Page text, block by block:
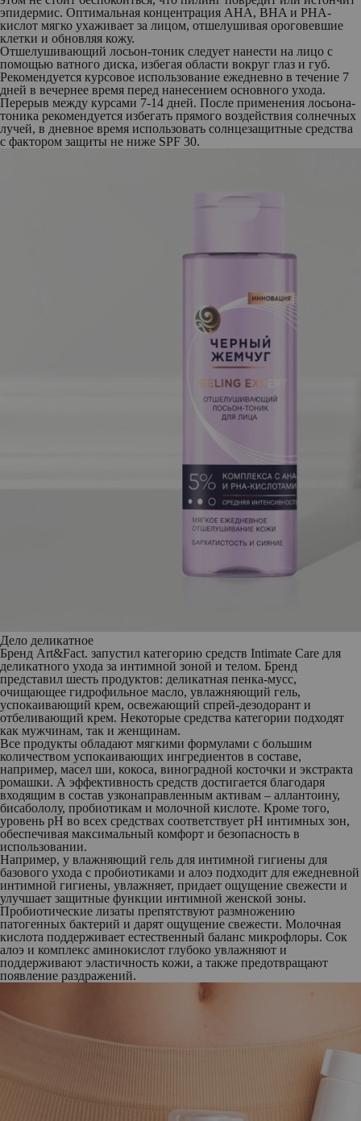
эпидермис. Оптимальная концентрация AHA, BHA и PHA-
кислот мягко ухаживает за лицом, отшелушивая ороговевшие
клетки и обновляя кожу.
Отшелушивающий лосьон-тоник следует нанести на лицо с
помощью ватного диска, избегая области вокруг глаз и губ.
Рекомендуется курсовое использование ежедневно в течение 7
дней в вечернее время перед нанесением основного ухода.
Перерыв между курсами 7-14 дней. После применения лосьона-
тоника рекомендуется избегать прямого воздействия солнечных
лучей, в дневное время использовать солнцезащитные средства
с фактором защиты не ниже SPF 30.
Дело деликатное
Бренд Art&Fact. запустил категорию средств Intimate Care для
деликатного ухода за интимной зоной и телом. Бренд
представил шесть продуктов: деликатная пенка-мусс,
очищающее гидрофильное масло, увлажняющий гель,
успокаивающий крем, освежающий спрей-дезодорант и
отбеливающий крем. Некоторые средства категории подходят
как мужчинам, так и женщинам.
Все продукты обладают мягкими формулами с большим
количеством успокаивающих ингредиентов в составе,
например, масел ши, кокоса, виноградной косточки и экстракта
ромашки. А эффективность средств достигается благодаря
входящим в состав узконаправленным активам – аллантоину,
бисабололу, пробиотикам и молочной кислоте. Кроме того,
уровень pH во всех средствах соответствует pH интимных зон,
обеспечивая максимальный комфорт и безопасность в
использовании.
Например, у влажняющий гель для интимной гигиены для
базового ухода с пробиотиками и алоэ подходит для ежедневной
интимной гигиены, увлажняет, придает ощущение свежести и
улучшает защитные функции интимной женской зоны.
Пробиотические лизаты препятствуют размножению
патогенных бактерий и дарят ощущение свежести. Молочная
кислота поддерживает естественный баланс микрофлоры. Сок
алоэ и комплекс аминокислот глубоко увлажняют и
поддерживают эластичность кожи, а также предотвращают
появление раздражений.